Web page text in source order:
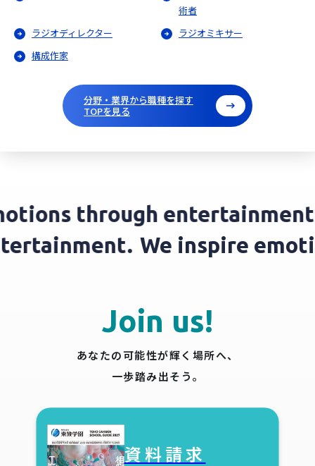
術者
ラジオディレクター
ラジオミキサー
構成作家
分野・業界から職種を探す
TOPを見る
through entertainment.
We inspire
Join us!
あなたの可能性が輝く場所へ、
一歩踏み出そう。
資料請求